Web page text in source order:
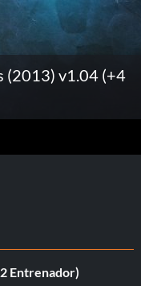
(2013) v1.04 (+4
Entrenador)